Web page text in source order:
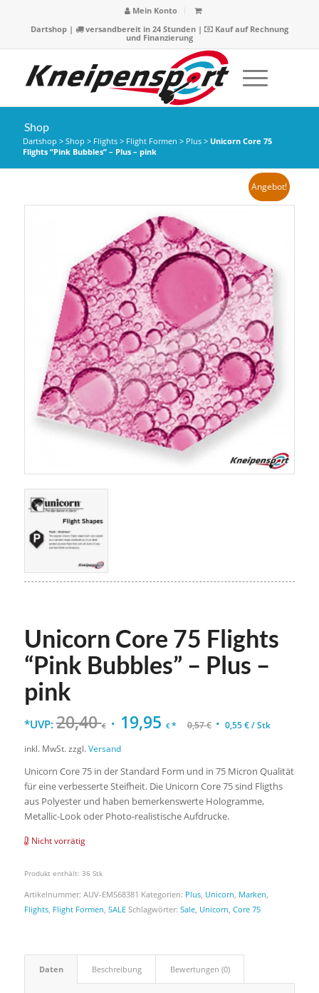
Mein Konto
Dartshop| versandbereit in 24 Stunden |
Kauf auf Rechnung
und Finanzierung
Shop
Dartshop > Shop > Flights> Flight Formen > Plus> Unicorn Core 75
Flights “Pink Bubbles” – Plus – pink
Angebot!
Unicorn Core 75 Flights
“Pink Bubbles” – Plus –
pink
*UVP: 20,40€ 19,95 €* 0,57€ 0,55€/Stk
inkl. MwSt. zzgl. Versand
Unicorn Core 75 in der Standard Form und in 75 Micron Qualität
für eine verbesserte Steifheit. Die Unicorn Core 75 sind Fligths
aus Polyester und haben bemerkenswerte Hologramme,
Metallic-Look oder Photo-realistische Aufdrucke.
Nicht vorrätig
Produkt enthält: 36 Stk
Artikelnummer: AUV-EMS68381 Kategorien: Plus, Unicorn, Marken,
Flights, Flight Formen, SALE Schlagwörter: Sale, Unicorn, Core 75
Daten Beschreibung Bewertungen (0)